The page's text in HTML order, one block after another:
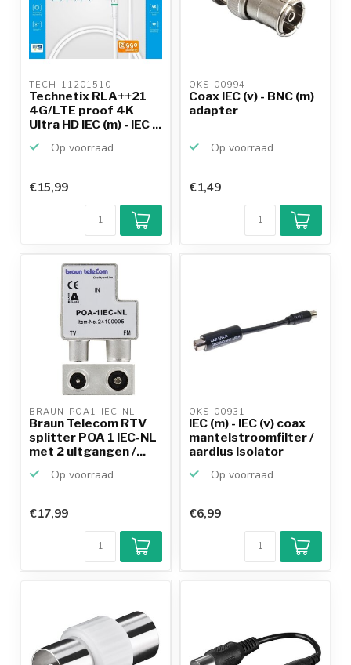
TECH-11201510
Technetix RLA++21
4G/LTE proof 4K
Ultra HD IEC (m) - IEC ...
Op voorraad
€15,99
OKS-00994
Coax IEC (v) - BNC (m)
adapter
Op voorraad
€1,49
BRAUN-POA1-IEC-NL
Braun Telecom RTV
splitter POA 1 IEC-NL
met 2 uitgangen /...
Op voorraad
€17,99
OKS-00931
IEC (m) - IEC (v) coax
mantelstroomfilter /
aardlus isolator
Op voorraad
€6,99